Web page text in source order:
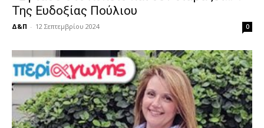
Της Ευδοξίας Πούλιου
Δ&Π - 12 Σεπτεμβρίου 2024 0